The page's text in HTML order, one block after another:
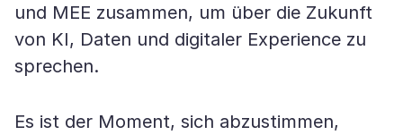
und MEE zusammen, um über die Zukunft
von KI, Daten und digitaler Experience zu
sprechen.
Es ist der Moment, sich abzustimmen,